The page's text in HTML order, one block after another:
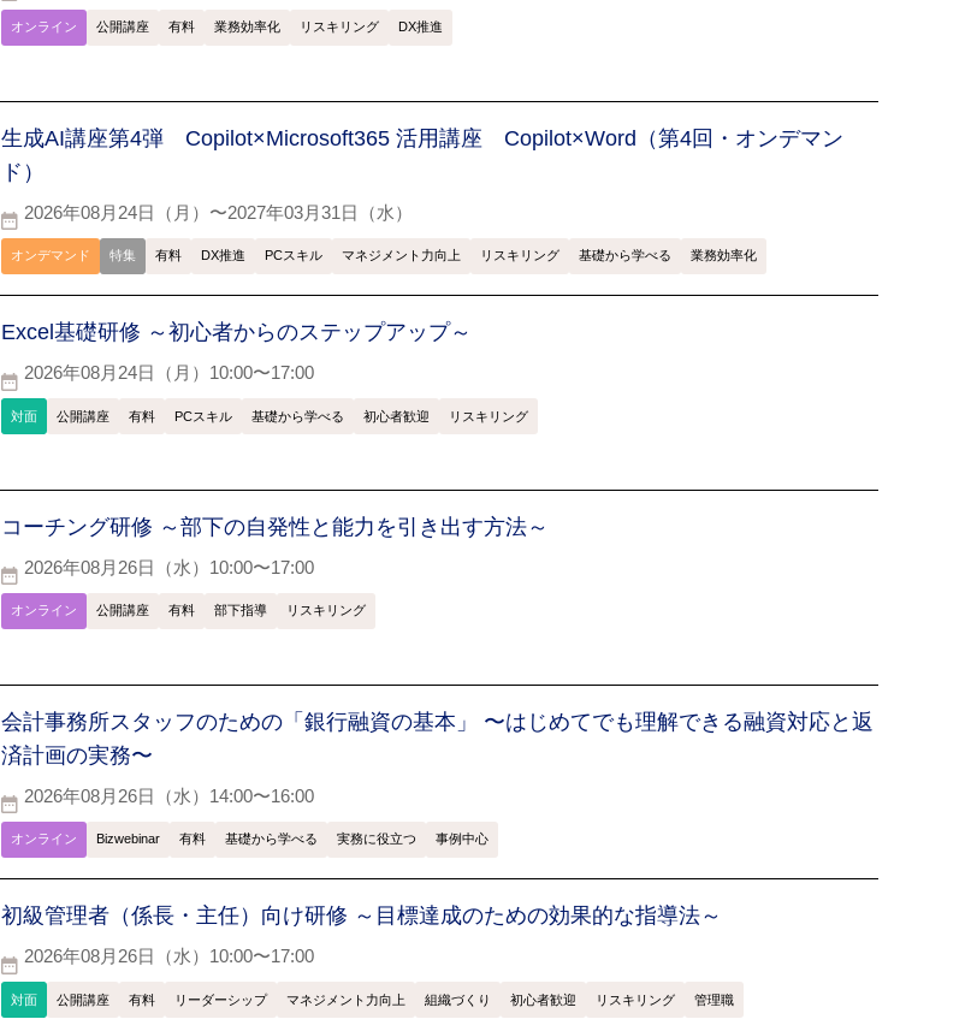
オンライン 公開講座 有料 業務効率化 リスキリング DX推進
生成AI講座第4弾 Copilot×Microsoft365 活用講座 Copilot×Word（第4回・オンデマン
ド）
2026年08月24日（月）〜2027年03月31日（水）
オンデマンド 特集 有料 DX推進 PCスキル マネジメント力向上 リスキリング 基礎から学べる 業務効率化
Excel基礎研修 ～初心者からのステップアップ～
2026年08月24日（月）10:00〜17:00
対面 公開講座 有料 PCスキル 基礎から学べる 初心者歓迎 リスキリング
コーチング研修 ～部下の自発性と能力を引き出す方法～
2026年08月26日（水）10:00〜17:00
オンライン 公開講座 有料 部下指導 リスキリング
会計事務所スタッフのための「銀行融資の基本」 〜はじめてでも理解できる融資対応と返
済計画の実務〜
2026年08月26日（水）14:00〜16:00
オンライン Bizwebinar 有料 基礎から学べる 実務に役立つ 事例中心
初級管理者（係長・主任）向け研修 ～目標達成のための効果的な指導法～
2026年08月26日（水）10:00〜17:00
対面 公開講座 有料 リーダーシップ マネジメント力向上 組織づくり 初心者歓迎 リスキリング 管理職